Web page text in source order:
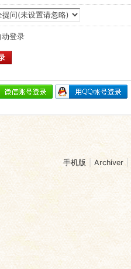
动登录
手机版 Archiver